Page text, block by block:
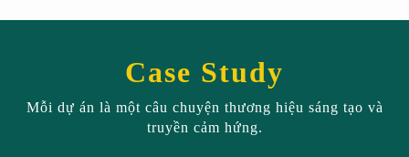
Case Study
Mỗi dự án là một câu chuyện thương hiệu sáng tạo và
truyền cảm hứng.